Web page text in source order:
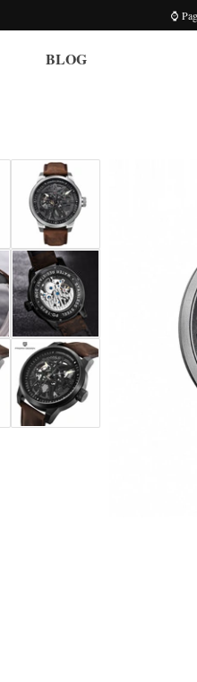
⌚
BLOG